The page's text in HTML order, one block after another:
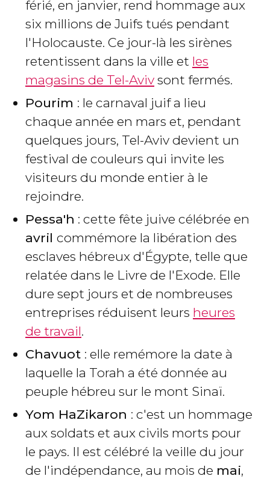
férié, en janvier, rend hommage aux
six millions de Juifs tués pendant
l'Holocauste. Ce jour-là les sirènes
retentissent dans la ville et les
magasins de Tel-Aviv sont fermés.
Pourim : le carnaval juif a lieu
chaque année en mars et, pendant
quelques jours, Tel-Aviv devient un
festival de couleurs qui invite les
visiteurs du monde entier à le
rejoindre.
Pessa'h : cette fête juive célébrée en
avril commémore la libération des
esclaves hébreux d'Égypte, telle que
relatée dans le Livre de l'Exode. Elle
dure sept jours et de nombreuses
entreprises réduisent leurs heures
de travail.
Chavuot : elle remémore la date à
laquelle la Torah a été donnée au
peuple hébreu sur le mont Sinaï.
Yom HaZikaron​ : c'est un hommage
aux soldats et aux civils morts pour
le pays. Il est célébré la veille du jour
de l'indépendance, au mois de mai,